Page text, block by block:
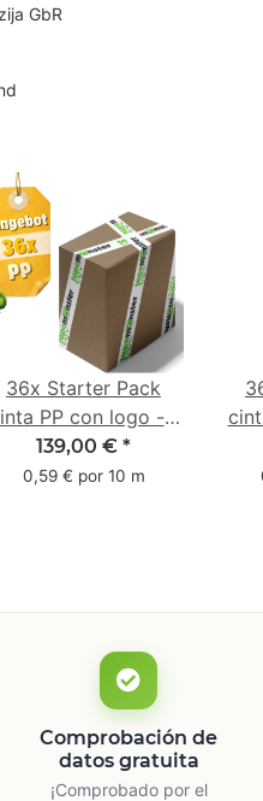
GbR
36x Starter Pack
PP con logo - 1
- 48 mm x 66 m
139,00 € *
0,59 € por 10 m
m
Comprobación de
datos gratuita
¡Comprobado por el